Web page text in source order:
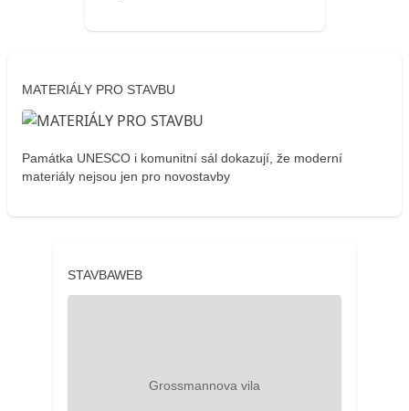
MATERIÁLY PRO STAVBU
Památka UNESCO i komunitní sál dokazují, že moderní
materiály nejsou jen pro novostavby
STAVBAWEB